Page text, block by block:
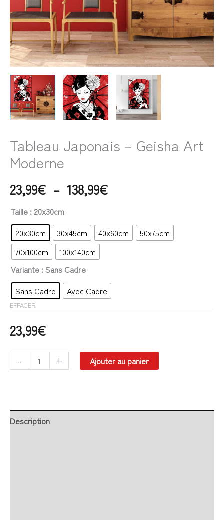
Tableau Japonais – Geisha Art
Moderne
23,99€ – 138,99€
Taille : 20x30cm
20x30cm
30x45cm 40x60cm
50x75cm
70x100cm
100x140cm
Variante : Sans Cadre
Sans Cadre
Avec Cadre
EFFACER
23,99€
- + Ajouter au panier
Description